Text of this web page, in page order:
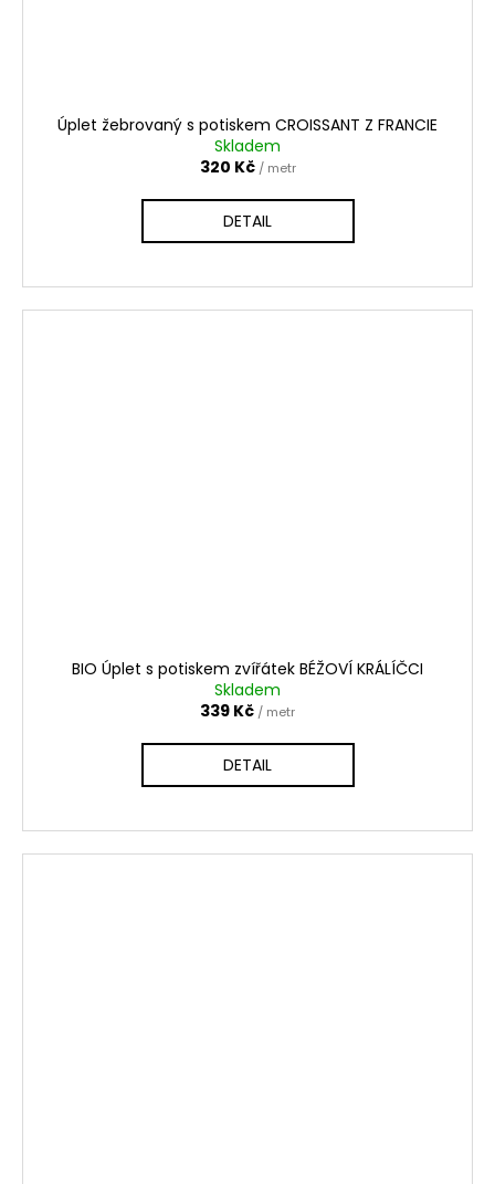
Úplet žebrovaný s potiskem CROISSANT Z FRANCIE
Skladem
320 Kč / metr
DETAIL
BIO Úplet s potiskem zvířátek BÉŽOVÍ KRÁLÍČCI
Skladem
339 Kč / metr
DETAIL